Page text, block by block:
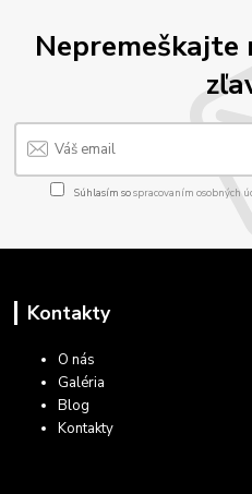
Nepremeškajte
Súhlasím sospracovaním osobných
Kontakty
O nás
Galéria
Blog
Kontakty